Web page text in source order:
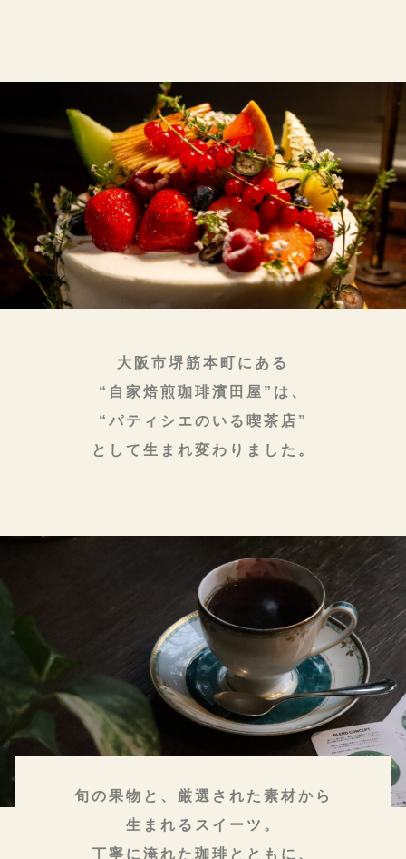
大阪市堺筋本町にある
“自家焙煎珈琲濱田屋”は、
“パティシエのいる喫茶店”
として生まれ変わりました。
旬の果物と、厳選された素材から
生まれるスイーツ。
丁寧に淹れた珈琲とともに、